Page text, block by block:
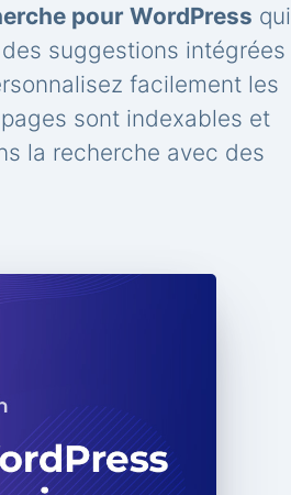
pour WordPress qui
suggestions intégrées
facilement les
sont indexables et
la recherche avec des